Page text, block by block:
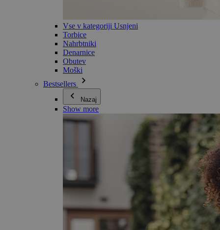
Vse v kategoriji Usnjeni
Torbice
Nahrbtniki
Denarnice
Obutev
Moški
Bestsellers
Nazaj
Show more